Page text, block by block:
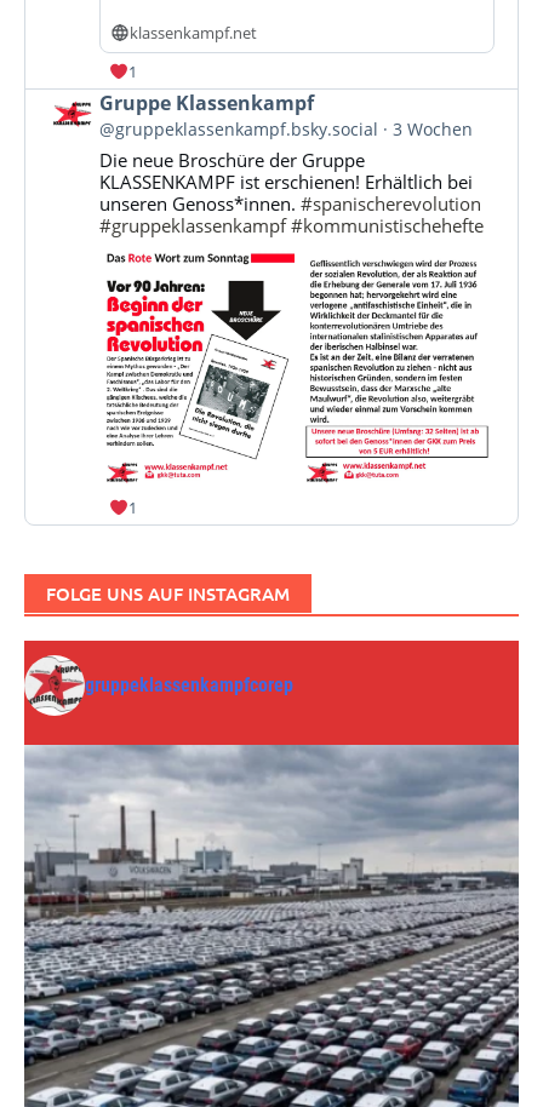
klassenkampf.net
1
Beitrag
von
Gruppe
Klassenkampf
Bluesky
ansehen
Gruppe Klassenkampf
@gruppeklassenkampf.bsky.social 3 Wochen
Die neue Broschüre der Gruppe
KLASSENKAMPF ist erschienen! Erhältlich bei
unseren Genoss*innen.#spanischerevolution
#gruppeklassenkampf #kommunistischehefte
1
FOLGE UNS AUF INSTAGRAM
gruppeklassenkampfcorep